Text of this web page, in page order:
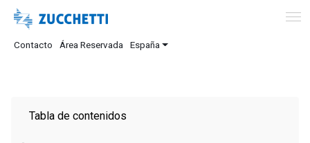
Contacto Área Reservada España
Tabla de contenidos